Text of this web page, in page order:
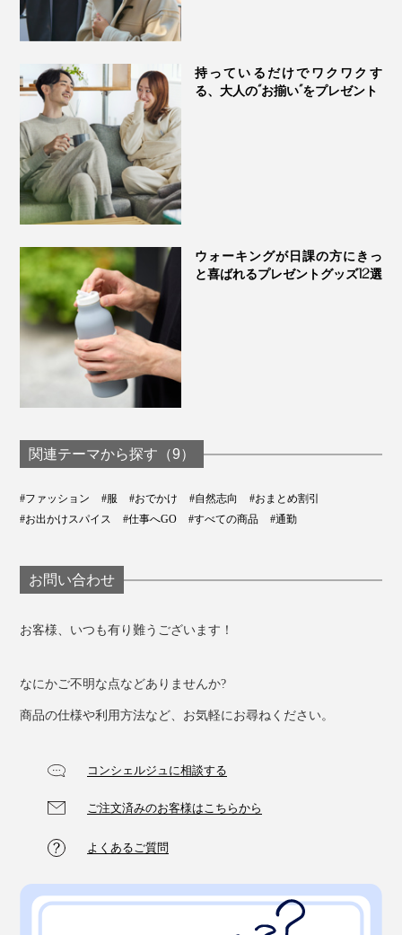
衿ぐりから肩にかけてタコバインダーという補強を施
けで負担がかかる部分の強度もアップ。ニューモデルの
本品は、洗濯をくり返しても長く着用できるよう、衿ぐ
りの縫製にもヨレが出にくい工夫を凝らしました。
さらに、着心地や肌あたりを考え、首元のタグもミニマ
ムに。インナーとして着用した際にアウター衣類への摩
擦を軽減するため、サイドのネームタグを取り除きまし
ませんが、これまでの白Tシャツを超える着心地はたし
か。
「いい服が大切に長く着てもらえる世界を作りたい」
そんなテーマを掲げた服づくりとは、こういうことなん
持っているだけでワクワクす
る、大人の“お揃い”をプレゼント
ウォーキングが日課の方にきっ
と喜ばれるプレゼントグッズ12選
関連テーマから探す（9）
#ファッション #服 #おでかけ #自然志向
#おまとめ割引
#お出かけスパイス
#仕事へGO #すべての商品 #通勤
お問い合わせ
お客様、いつも有り難うございます！
なにかご不明な点などありませんか?
商品の仕様や利用方法など、お気軽にお尋ねください。
コンシェルジュに相談する
ご注文済みのお客様はこちらから
よくあるご質問